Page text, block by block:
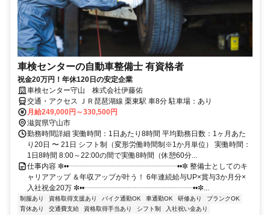
車検センターの自動車整備士 有資格者
祝金20万円！年休120日の安定企業
車検センター守山 株式会社伊藤佑
交通・アクセス ＪＲ琵琶湖線 栗東駅 車8分 駐車場：あり
月給249,000円～330,500円
滋賀県守山市
勤務時間詳細 実働時間：1日あたり8時間 平均勤務日数：1ヶ月あた
り20日 〜 21日 シフト制（変形労働時間制※1か月単位） 実働時間：
1日8時間 8:00～22:00の間で実働8時間（休憩60分...
仕事内容 ✼••┈┈┈┈┈┈┈┈┈┈┈┈┈┈┈••✼ 整備士としてのキ
ャリアアップ ＆年収アップが叶う！ 6年連続給与UP×賞与3か月分×
入社祝金20万 ✼••┈┈┈┈┈┈┈┈┈┈┈┈┈┈┈••✼...
制服あり 資格取得支援あり バイク通勤OK 車通勤OK 研修あり
ブランクOK
育休あり
交通費支給 資格取得手当あり シフト制
入社祝い金あり